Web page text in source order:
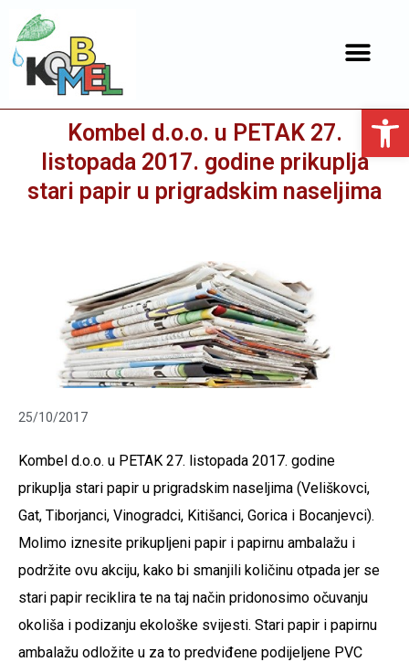
Open toolbar
Kombel d.o.o. u PETAK 27.
listopada 2017. godine prikuplja
stari papir u prigradskim naseljima
25/10/2017
Kombel d.o.o. u PETAK 27. listopada 2017. godine
prikuplja stari papir u prigradskim naseljima (Veliškovci,
Gat, Tiborjanci, Vinogradci, Kitišanci, Gorica i Bocanjevci).
Molimo iznesite prikupljeni papir i papirnu ambalažu i
podržite ovu akciju, kako bi smanjili količinu otpada jer se
stari papir reciklira te na taj način pridonosimo očuvanju
okoliša i podizanju ekološke svijesti. Stari papir i papirnu
ambalažu odložite u za to predviđene podijeljene PVC